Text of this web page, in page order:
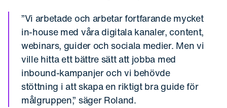
”Vi arbetade och arbetar fortfarande mycket
in-house med våra digitala kanaler, content,
webinars, guider och sociala medier. Men vi
ville hitta ett bättre sätt att jobba med
inbound-kampanjer och vi behövde
stöttning i att skapa en riktigt bra guide för
målgruppen,” säger Roland.